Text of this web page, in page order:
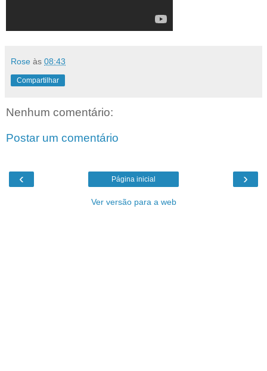
Rose às 08:43
Compartilhar
Nenhum comentário:
Postar um comentário
‹ ›
Página inicial
Ver versão para a web